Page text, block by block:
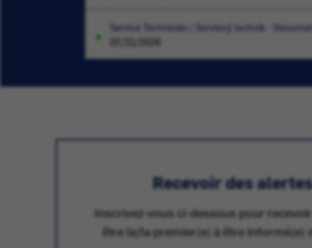
Service Technician / Servisný technik -
07/31/2026
Recevoir des
Inscrivez-vous ci-dessous pour
être le/la premier(e) à être informé(e)